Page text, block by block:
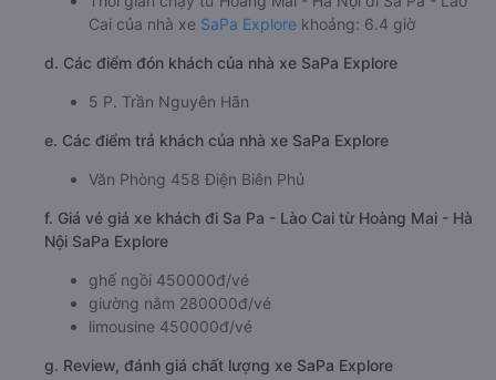
Cai của nhà xe SaPa Explore khoảng: 6.4 giờ
d. Các điểm đón khách của nhà xe SaPa Explore
5 P. Trần Nguyên Hãn
e. Các điểm trả khách của nhà xe SaPa Explore
Văn Phòng 458 Điện Biên Phủ
f. Giá vé giá xe khách đi Sa Pa - Lào Cai từ Hoàng Mai - Hà
Nội SaPa Explore
ghế ngồi 450000đ/vé
giường nằm 280000đ/vé
limousine 450000đ/vé
g. Review, đánh giá chất lượng xe SaPa Explore